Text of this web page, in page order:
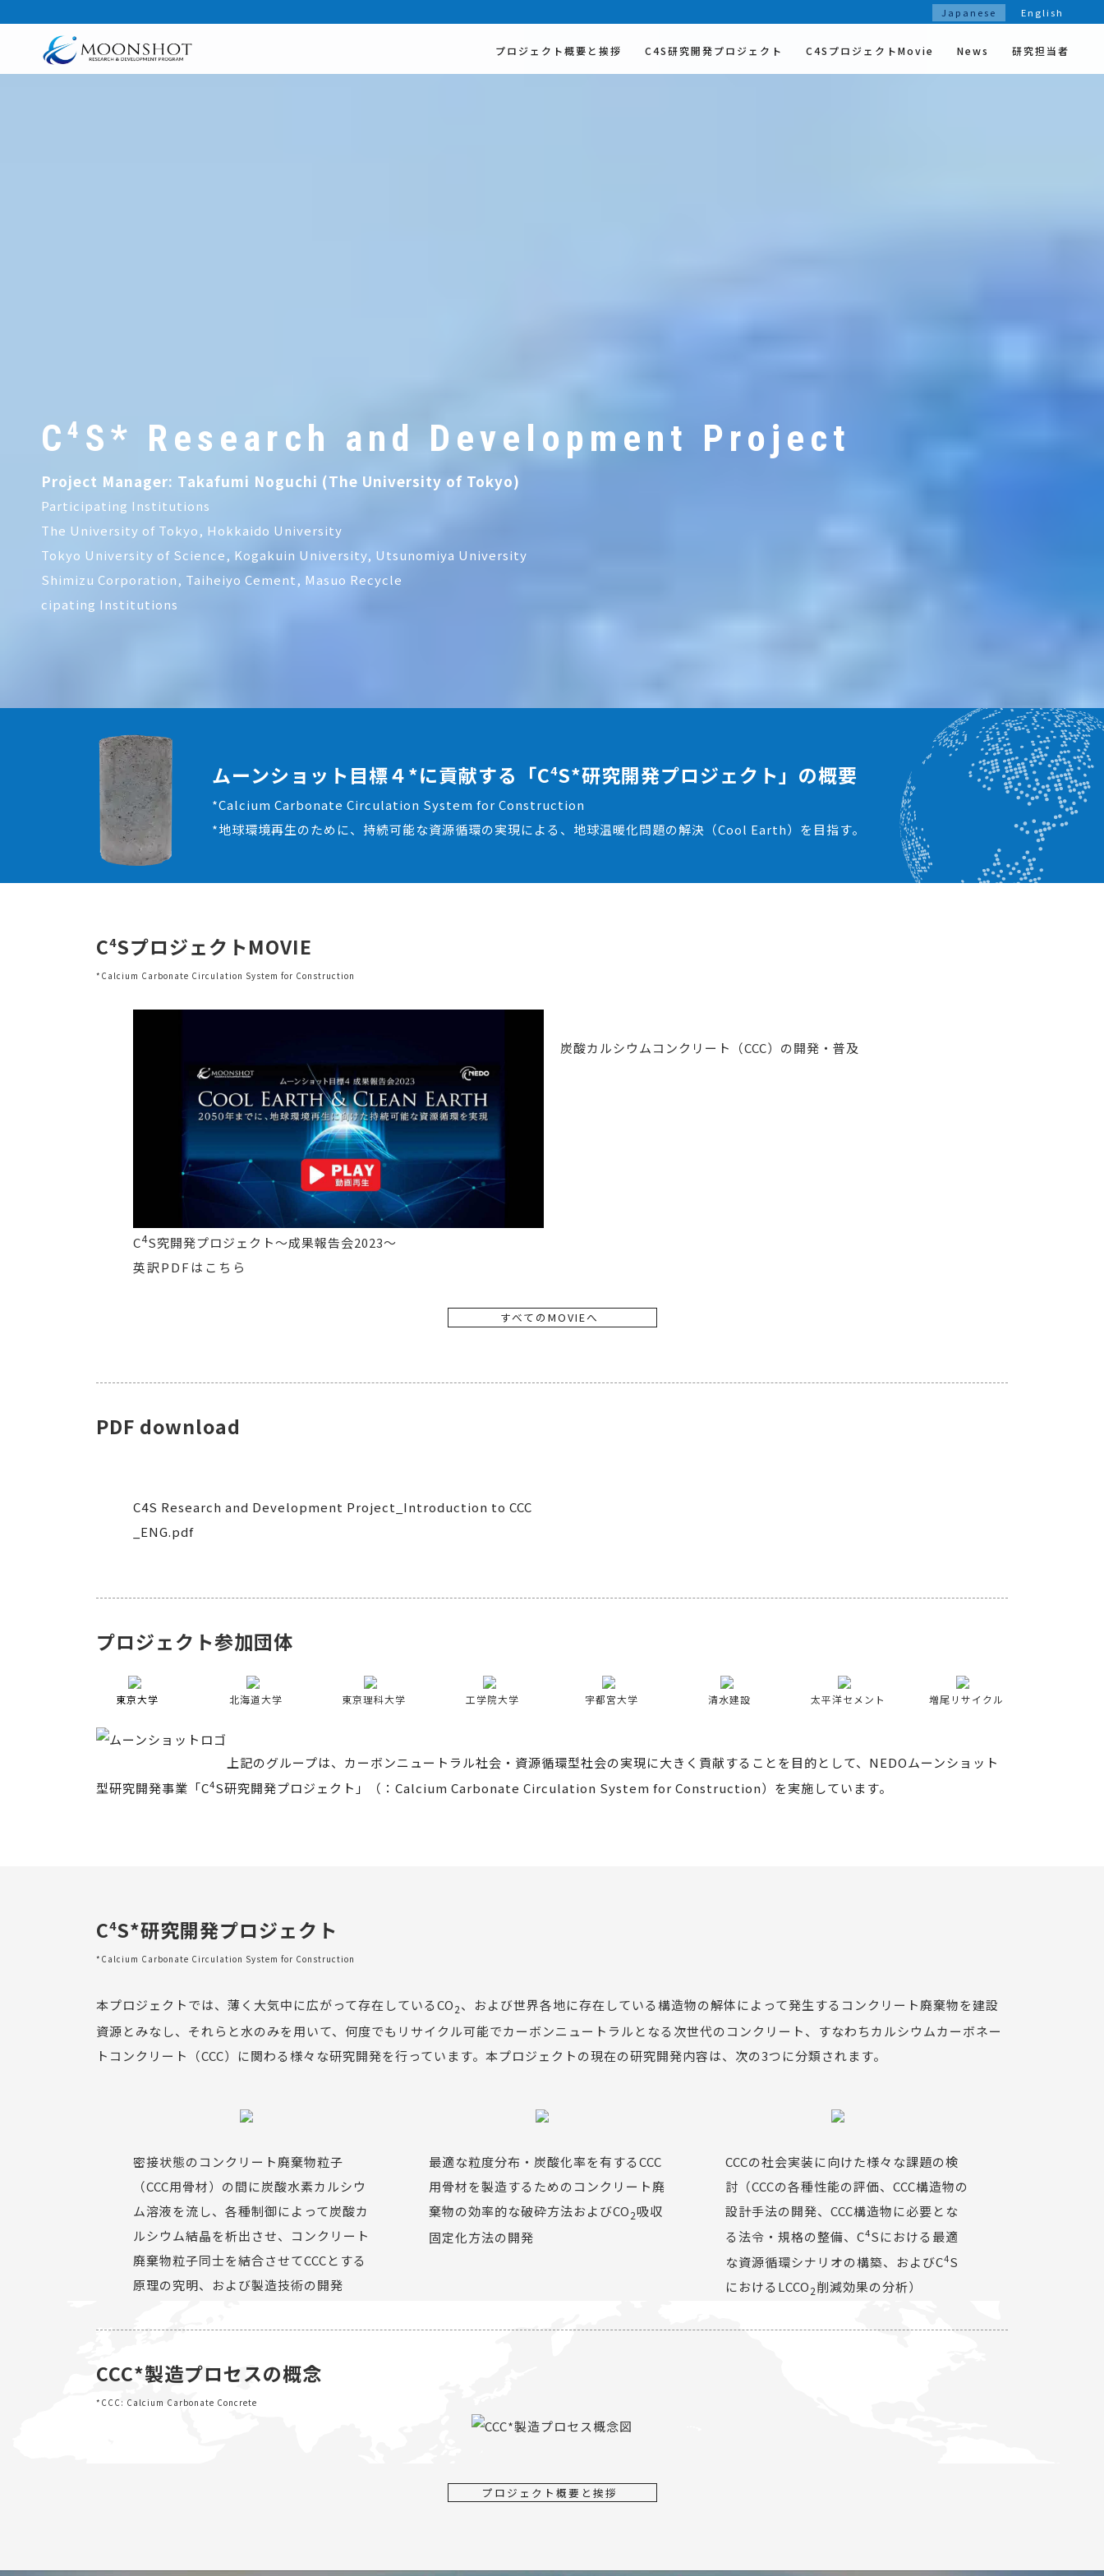
Japanese English
プロジェクト概要と挨拶 C4S研究開発プロジェクト C4SプロジェクトMovie News 研究担当者
C 4 S* Research and Development Project
Project Manager: Takafumi Noguchi (The University of Tokyo)
Participating Institutions
The University of Tokyo, Hokkaido University
Tokyo University of Science, Kogakuin University, Utsunomiya University
Shimizu Corporation, Taiheiyo Cement, Masuo Recycle
cipating Institutions
ムーンショット目標４*に貢献する「C4S*研究開発プロジェクト」の概要
*Calcium Carbonate Circulation System for Construction
*地球環境再生のために、持続可能な資源循環の実現による、地球温暖化問題の解決（Cool Earth）を目指す。
C4SプロジェクトMOVIE
*Calcium Carbonate Circulation System for Construction
C4S究開発プロジェクト～成果報告会2023～
英訳PDFはこちら
炭酸カルシウムコンクリート（CCC）の開発・普及
すべてのMOVIEへ
PDF download
C4S Research and Development Project_Introduction to CCC
_ENG.pdf
プロジェクト参加団体
東京大学 北海道大学 東京理科大学 工学院大学 宇都宮大学 清水建設 太平洋セメント 増尾リサイクル
上記のグループは、カーボンニュートラル社会・資源循環型社会の実現に大きく貢献することを目的として、NEDOムーンショット
型研究開発事業「C4S研究開発プロジェクト」（：Calcium Carbonate Circulation System for Construction）を実施しています。
C4S*研究開発プロジェクト
*Calcium Carbonate Circulation System for Construction
本プロジェクトでは、薄く大気中に広がって存在しているCO2、および世界各地に存在している構造物の解体によって発生するコンクリート廃棄物を建設
資源とみなし、それらと水のみを用いて、何度でもリサイクル可能でカーボンニュートラルとなる次世代のコンクリート、すなわちカルシウムカーボネー
トコンクリート（CCC）に関わる様々な研究開発を行っています。本プロジェクトの現在の研究開発内容は、次の3つに分類されます。
密接状態のコンクリート廃棄物粒子
（CCC用骨材）の間に炭酸水素カルシウ
ム溶液を流し、各種制御によって炭酸カ
ルシウム結晶を析出させ、コンクリート
廃棄物粒子同士を結合させてCCCとする
原理の究明、および製造技術の開発
最適な粒度分布・炭酸化率を有するCCC
用骨材を製造するためのコンクリート廃
棄物の効率的な破砕方法およびCO2吸収
固定化方法の開発
CCCの社会実装に向けた様々な課題の検
討（CCCの各種性能の評価、CCC構造物の
設計手法の開発、CCC構造物に必要とな
る法令・規格の整備、C4Sにおける最適
な資源循環シナリオの構築、およびC4S
におけるLCCO2削減効果の分析）
CCC*製造プロセスの概念
*CCC: Calcium Carbonate Concrete
プロジェクト概要と挨拶